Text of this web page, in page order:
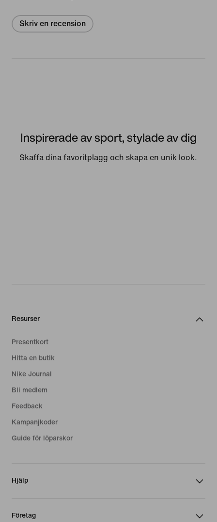
Skriv en recension
Inspirerade av sport, stylade av dig
Skaffa dina favoritplagg och skapa en unik look.
Resurser
Presentkort
Hitta en butik
Nike Journal
Bli medlem
Feedback
Kampanjkoder
Guide för löparskor
Hjälp
Företag